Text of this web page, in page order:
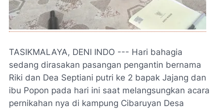
TASIKMALAYA, DENI INDO --- Hari bahagia
sedang dirasakan pasangan pengantin bernama
Riki dan Dea Septiani putri ke 2 bapak Jajang dan
ibu Popon pada hari ini saat melangsungkan acara
pernikahan nya di kampung Cibaruyan Desa